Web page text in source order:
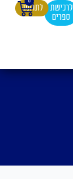
לרכישת
ספרים
לתרומה
עגלת